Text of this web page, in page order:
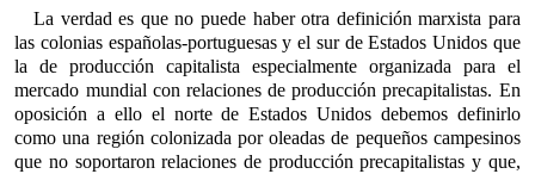
La verdad es que no puede haber otra definición marxista para
las colonias españolas‑portuguesas y el sur de Estados Unidos que
la de producción capitalista especialmente organizada para el
mercado mundial con relaciones de producción precapitalistas. En
oposición a ello el norte de Estados Unidos debemos definirlo
como una región colonizada por oleadas de pequeños campesinos
que no soportaron relaciones de producción precapitalistas y que,